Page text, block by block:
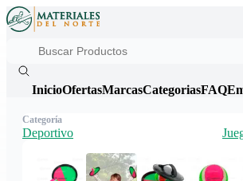
InicioOfertasMarcasCategoriasFAQ
Categoría
Deportivo